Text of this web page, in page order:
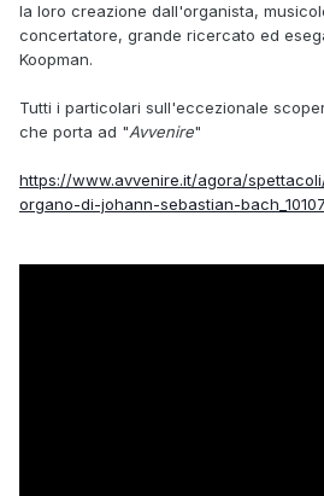
la loro creazione dall'organista,
concertatore, grande ricercato ed
Koopman.
Tutti i particolari sull'eccezionale
che porta ad "Avvenire"
https://www.avvenire.it/agora/
organo-di-johann-sebastian-